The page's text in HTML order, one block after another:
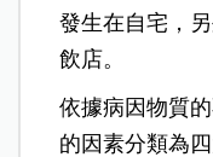
發生在自宅，
飲店。
依據病因物質
的因素分類為